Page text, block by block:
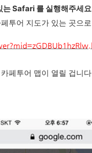
는 Safari 를 실행해주세
투어 지도가 있는 곳으
페투어 맵이 열릴 겁니